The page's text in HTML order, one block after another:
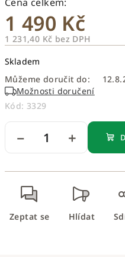
1 490 Kč
1 231,40 Kč bez DPH
cena:
Skladem
Můžeme doručit do:
Možnosti doručení
Kód: 3329
+
−
Zeptat se Hlídat